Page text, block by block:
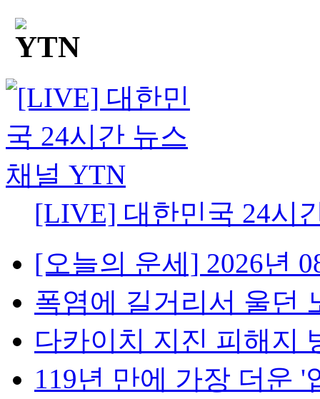
[LIVE] 대한민국 24시
[오늘의 운세] 2026년
폭염에 길거리서 울던
다카이치 지진 피해지
119년 만에 가장 더운 '